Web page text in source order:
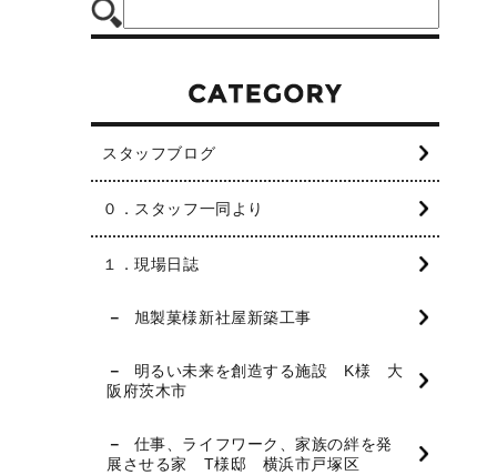
スタッフブログ
０．スタッフ一同より
１．現場日誌
旭製菓様新社屋新築工事
明るい未来を創造する施設 K様 大
阪府茨木市
仕事、ライフワーク、家族の絆を発
展させる家 T様邸 横浜市戸塚区